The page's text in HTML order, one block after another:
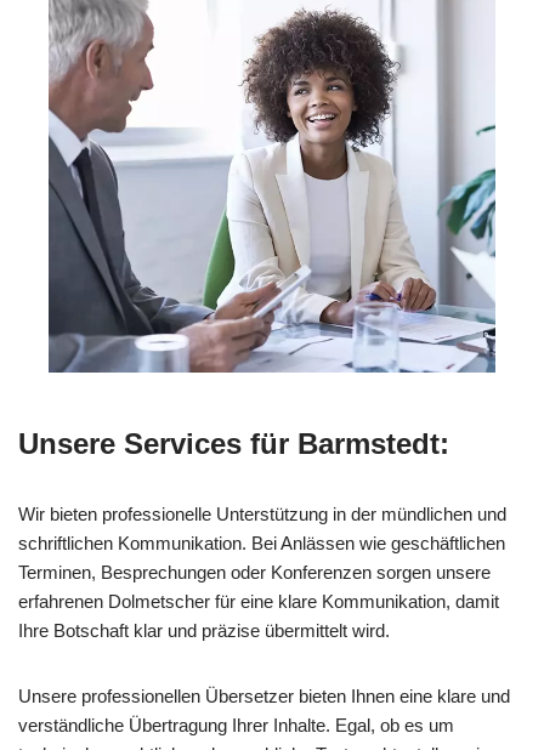
Unsere Services für Barmstedt:
Wir bieten professionelle Unterstützung in der mündlichen und
schriftlichen Kommunikation. Bei Anlässen wie geschäftlichen
Terminen, Besprechungen oder Konferenzen sorgen unsere
erfahrenen Dolmetscher für eine klare Kommunikation, damit
Ihre Botschaft klar und präzise übermittelt wird.
Unsere professionellen Übersetzer bieten Ihnen eine klare und
verständliche Übertragung Ihrer Inhalte. Egal, ob es um